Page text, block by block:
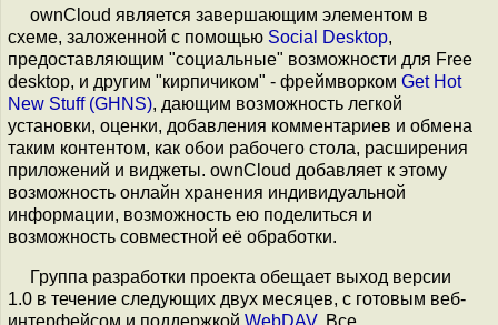
ownCloud является завершающим элементом в
схеме, заложенной с помощью Social Desktop,
предоставляющим "социальные" возможности для Free
desktop, и другим "кирпичиком" - фреймворком Get Hot
New Stuff (GHNS), дающим возможность легкой
установки, оценки, добавления комментариев и обмена
таким контентом, как обои рабочего стола, расширения
приложений и виджеты. ownCloud добавляет к этому
возможность онлайн хранения индивидуальной
информации, возможность ею поделиться и
возможность совместной её обработки.
Группа разработки проекта обещает выход версии
1.0 в течение следующих двух месяцев, с готовым веб-
интерфейсом и поддержкой WebDAV. Все